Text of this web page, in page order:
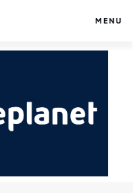
MENU